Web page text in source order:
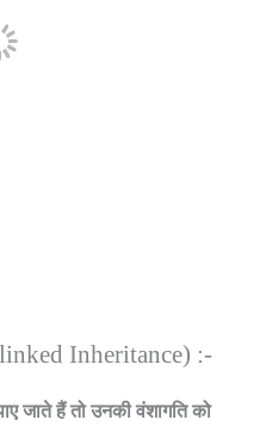
Inheritance) :-
जाते हैं तो उनकी वंशागति को